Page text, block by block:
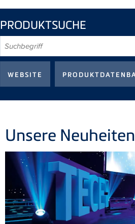
PRODUKTSUCHE
Unsere Neuheiten